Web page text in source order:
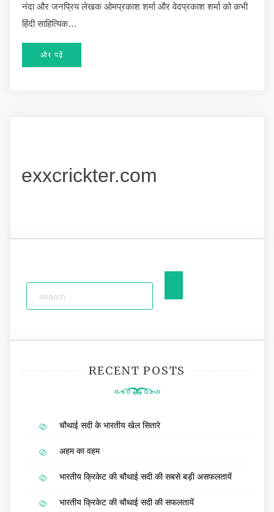
नंदा और जनप्रिय लेखक ओमप्रकाश शर्मा और वेदप्रकाश शर्मा को कभी
हिंदी साहित्यिक…
और पढ़ें
exxcrickter.com
RECENT POSTS
चौथाई सदी के भारतीय खेल सितारे
अहम का वहम
भारतीय क्रिकेट की चौथाई सदी की सबसे बड़ी असफलतायें
भारतीय क्रिकेट की चौथाई सदी की सफलतायें